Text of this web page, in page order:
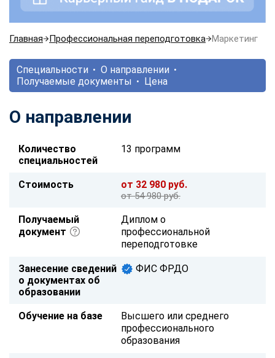
Главная Профессиональная переподготовка Маркетинг
Специальности
О направлении
Получаемые документы
Цена
О направлении
Количество
специальностей
13 программ
Стоимость от 32 980 руб.
от 54 980 руб.
Получаемый
документ
Диплом о
профессиональной
переподготовке
Занесение сведений
о документах об
образовании
ФИС ФРДО
Обучение на базе
Высшего или среднего
профессионального
образования